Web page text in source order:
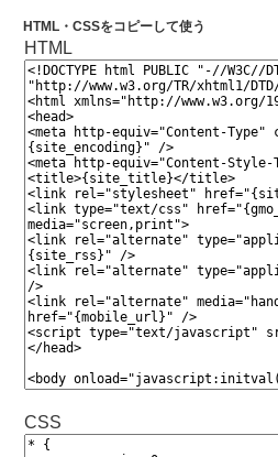
HTML・CSSをコピーして使う
HTML
CSS